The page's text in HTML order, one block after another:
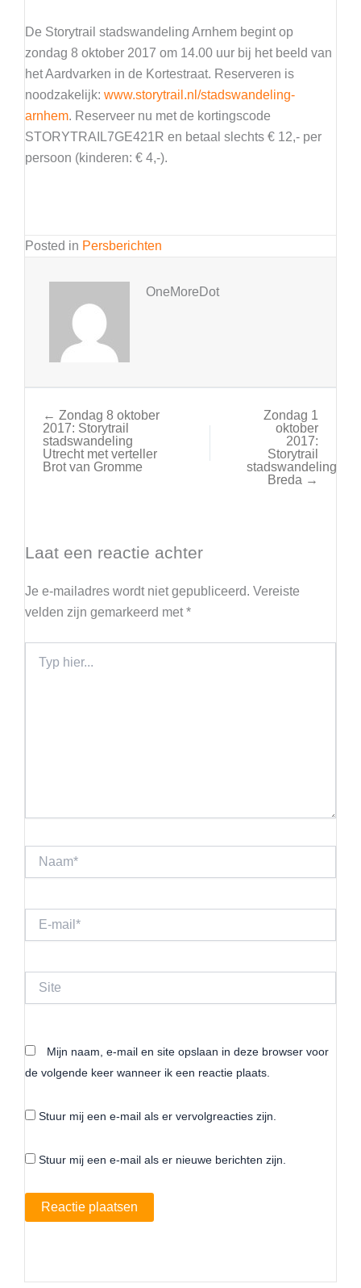
De Storytrail stadswandeling Arnhem begint op
zondag 8 oktober 2017 om 14.00 uur bij het beeld van
het Aardvarken in de Kortestraat. Reserveren is
noodzakelijk: www.storytrail.nl/stadswandeling-
arnhem. Reserveer nu met de kortingscode
STORYTRAIL7GE421R en betaal slechts € 12,- per
persoon (kinderen: € 4,-).
Posted in Persberichten
OneMoreDot
← Zondag 8 oktober
2017: Storytrail
stadswandeling
Utrecht met verteller
Brot van Gromme
Zondag 1
oktober
2017:
Storytrail
stadswandeling
Breda →
Laat een reactie achter
Je e-mailadres wordt niet gepubliceerd. Vereiste
velden zijn gemarkeerd met*
hier...
Naam*
mail*
Site
Mijn naam, e-mail en site opslaan in deze browser voor
de volgende keer wanneer ik een reactie plaats.
Stuur mij een e-mail als er vervolgreacties zijn.
Stuur mij een e-mail als er nieuwe berichten zijn.